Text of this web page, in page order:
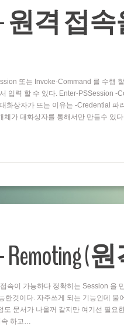
– 원격 접
또는 Invoke-Command 를 수행
입력 할 수 있다. Enter-PSSession -
화상자가 뜨는 이유는 -Credential
체가 대화상자를 통해서만 만들수 있
Remoting
속이 가능하다 정확히는 Session 을
한것이다. 자주쓰게 되는 기능인데 물
도 문서가 나올꺼 같지만 여기선 필요
하고…